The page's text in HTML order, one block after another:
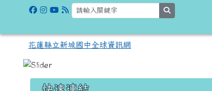
跳至主內容區
花蓮縣立新城國中全球
花蓮縣立新城國中全球資訊網
上中區域內容
頁尾區域